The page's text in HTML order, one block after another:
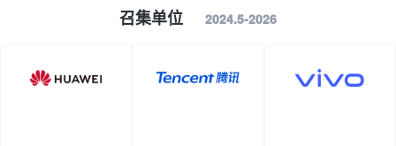
召集单位 2024.5-2026